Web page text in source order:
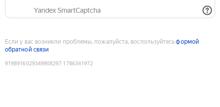
Yandex SmartCaptcha
Если у вас возникли проблемы, пожалуйста, воспользуйтесьформой
обратной связи
9198916029349908297:1786341972